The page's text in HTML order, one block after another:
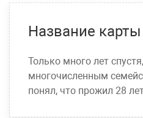
Название карты
Только много лет
многочисленным
понял, что прожил 28